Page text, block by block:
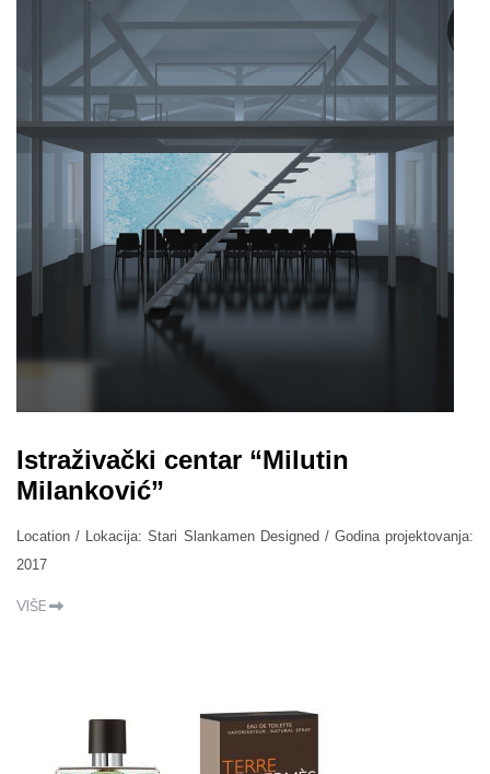
Istraživački centar “Milutin
Milanković”
Location / Lokacija: Stari Slankamen Designed / Godina projektovanja:
2017
VIŠE